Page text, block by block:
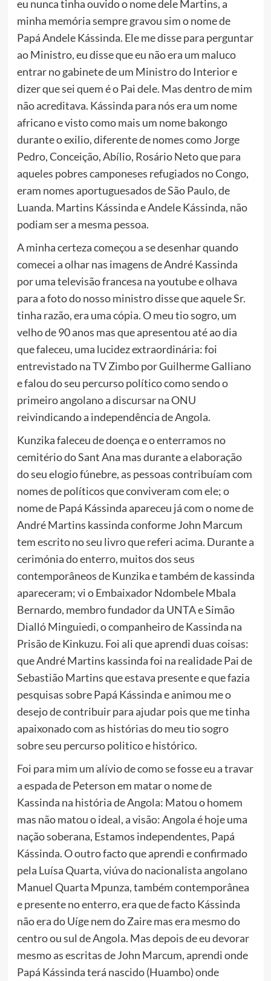
eu nunca tinha ouvido o nome dele Martins, a
minha memória sempre gravou sim o nome de
Papá Andele Kássinda. Ele me disse para perguntar
ao Ministro, eu disse que eu não era um maluco
entrar no gabinete de um Ministro do Interior e
dizer que sei quem é o Pai dele. Mas dentro de mim
não acreditava. Kássinda para nós era um nome
africano e visto como mais um nome bakongo
durante o exilio, diferente de nomes como Jorge
Pedro, Conceição, Abílio, Rosário Neto que para
aqueles pobres camponeses refugiados no Congo,
eram nomes aportuguesados de São Paulo, de
Luanda. Martins Kássinda e Andele Kássinda, não
podiam ser a mesma pessoa.
A minha certeza começou a se desenhar quando
comecei a olhar nas imagens de André Kassinda
por uma televisão francesa na youtube e olhava
para a foto do nosso ministro disse que aquele Sr.
tinha razão, era uma cópia. O meu tio sogro, um
velho de 90 anos mas que apresentou até ao dia
que faleceu, uma lucidez extraordinária: foi
entrevistado na TV Zimbo por Guilherme Galliano
e falou do seu percurso político como sendo o
primeiro angolano a discursar na ONU
reivindicando a independência de Angola.
Kunzika faleceu de doença e o enterramos no
cemitério do Sant Ana mas durante a elaboração
do seu elogio fúnebre, as pessoas contribuíam com
nomes de políticos que conviveram com ele; o
nome de Papá Kássinda apareceu já com o nome de
André Martins kassinda conforme John Marcum
tem escrito no seu livro que referi acima. Durante a
cerimónia do enterro, muitos dos seus
contemporâneos de Kunzika e também de kassinda
apareceram; vi o Embaixador Ndombele Mbala
Bernardo, membro fundador da UNTA e Simão
Dialló Minguiedi, o companheiro de Kassinda na
Prisão de Kinkuzu. Foi ali que aprendi duas coisas:
que André Martins kassinda foi na realidade Pai de
Sebastião Martins que estava presente e que fazia
pesquisas sobre Papá Kássinda e animou me o
desejo de contribuir para ajudar pois que me tinha
apaixonado com as histórias do meu tio sogro
sobre seu percurso politico e histórico.
Foi para mim um alívio de como se fosse eu a travar
a espada de Peterson em matar o nome de
Kassinda na história de Angola: Matou o homem
mas não matou o ideal, a visão: Angola é hoje uma
nação soberana, Estamos independentes, Papá
Kássinda. O outro facto que aprendi e confirmado
pela Luísa Quarta, viúva do nacionalista angolano
Manuel Quarta Mpunza, também contemporânea
e presente no enterro, era que de facto Kássinda
não era do Uíge nem do Zaire mas era mesmo do
centro ou sul de Angola. Mas depois de eu devorar
mesmo as escritas de John Marcum, aprendi onde
Papá Kássinda terá nascido (Huambo) onde